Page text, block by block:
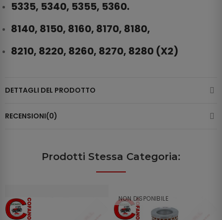
5335, 5340, 5355, 5360.
8140, 8150, 8160, 8170, 8180,
8210, 8220, 8260, 8270, 8280 (X2)
DETTAGLI DEL PRODOTTO
RECENSIONI(0)
Prodotti Stessa Categoria:
NON DISPONIBILE